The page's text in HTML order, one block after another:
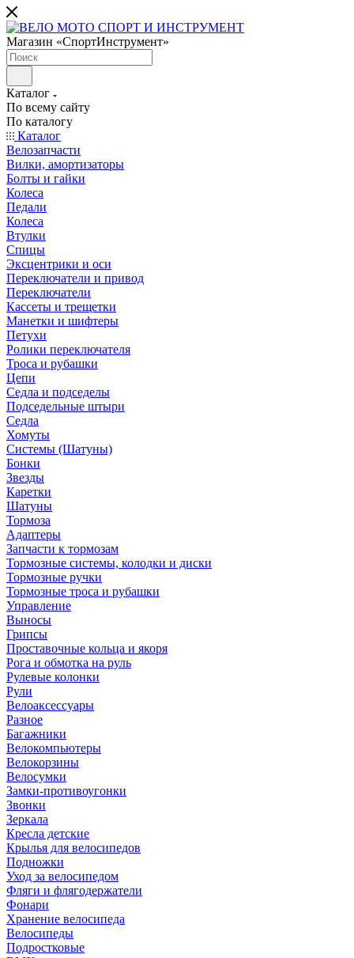
Магазин «СпортИнструмент»
Каталог
По всему сайту
По каталогу
Каталог
Велозапчасти
Вилки, амортизаторы
Болты и гайки
Колеса
Педали
Колеса
Втулки
Спицы
Эксцентрики и оси
Переключатели и привод
Переключатели
Кассеты и трещетки
Манетки и шифтеры
Петухи
Ролики переключателя
Троса и рубашки
Цепи
Седла и подседелы
Подседельные штыри
Седла
Хомуты
Системы (Шатуны)
Бонки
Звезды
Каретки
Шатуны
Тормоза
Адаптеры
Запчасти к тормозам
Тормозные системы, колодки и диски
Тормозные ручки
Тормозные троса и рубашки
Управление
Выносы
Грипсы
Проставочные кольца и якоря
Рога и обмотка на руль
Рулевые колонки
Рули
Велоаксессуары
Разное
Багажники
Велокомпьютеры
Велокорзины
Велосумки
Замки-противоугонки
Звонки
Зеркала
Кресла детские
Крылья для велосипедов
Подножки
Уход за велосипедом
Фляги и флягодержатели
Фонари
Хранение велосипеда
Велосипеды
Подростковые